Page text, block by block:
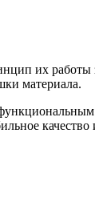
их работы
материала.
качество